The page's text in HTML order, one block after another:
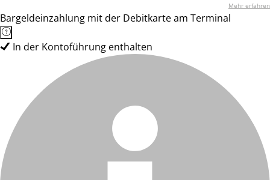
Mehr erfahren
Bargeldeinzahlung mit der Debitkarte am Terminal
In der Kontoführung enthalten